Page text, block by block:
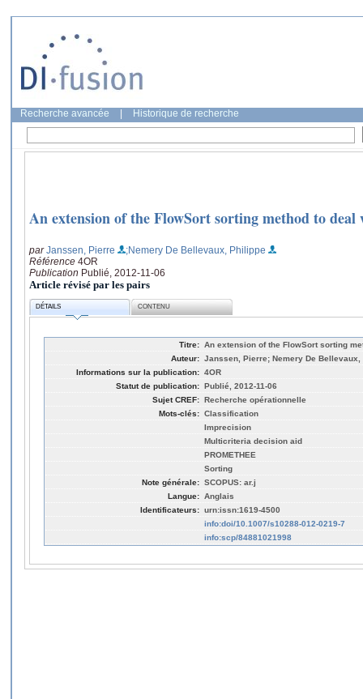
Recherche avancée Historique de recherche
An extension of the FlowSort sorting method to
parJanssen, Pierre
;Nemery De Bellevaux, Philippe
Référence 4OR
Publication Publié, 2012-11-06
Article révisé par les pairs
DÉTAILS CONTENU
Titre: An extension of the FlowSort sorting
Auteur: Janssen, Pierre; Nemery De Bellevaux,
Informations sur la publication: 4OR
Statut de publication: Publié, 2012-11-06
Sujet CREF: Recherche opérationnelle
Mots-clés: Classification
Imprecision
Multicriteria decision aid
PROMETHEE
Sorting
Note générale: SCOPUS: ar.j
Langue: Anglais
Identificateurs: urn:issn:1619-4500
info:doi/10.1007/s10288-012-0219-7
info:scp/84881021998